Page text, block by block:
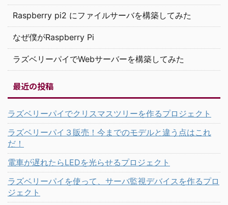
Raspberry pi2 にファイルサーバを構築してみた
なぜ僕がRaspberry Pi
ラズベリーパイでWebサーバーを構築してみた
最近の投稿
ラズベリーパイでクリスマスツリーを作るプロジェクト
ラズベリーパイ３販売！今までのモデルと違う点はこれ
だ！
電車が遅れたらLEDを光らせるプロジェクト
ラズベリーパイを使って、サーバ監視デバイスを作るプロ
ジェクト